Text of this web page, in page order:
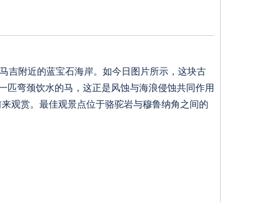
吉附近的蓝宝石海岸。如今日图片所示，这块古
匹弯颈饮水的马，这正是风蚀与海浪侵蚀共同作用
观赏。最佳观景点位于骆驼岩与穆鲁纳角之间的